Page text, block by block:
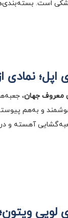
است.
اپل؛ نمادی
معروف جهان،
و به‌هم
آهسته و
لویی